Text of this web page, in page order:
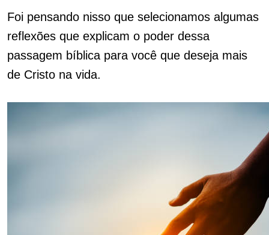
Foi pensando nisso que selecionamos algumas
reflexões que explicam o poder dessa
passagem bíblica para você que deseja mais
de Cristo na vida.